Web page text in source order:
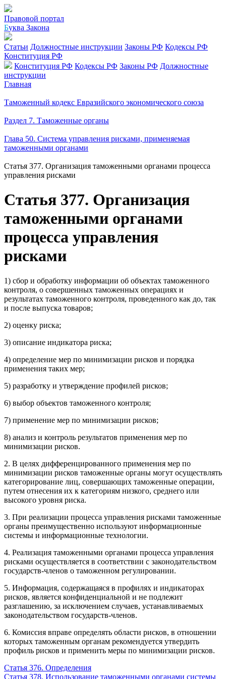
Правовой портал
Буква Закона
Статьи Должностные инструкции Законы РФ Кодексы РФ
Конституция РФ
Конституция РФ Кодексы РФ Законы РФ Должностные
инструкции
Главная
Таможенный кодекс Евразийского экономического союза
Раздел 7. Таможенные органы
Глава 50. Система управления рисками, применяемая
таможенными органами
Статья 377. Организация таможенными органами процесса
управления рисками
Статья 377. Организация
таможенными органами
процесса управления
рисками
1) сбор и обработку информации об объектах таможенного
контроля, о совершенных таможенных операциях и
результатах таможенного контроля, проведенного как до, так
и после выпуска товаров;
2) оценку риска;
3) описание индикатора риска;
4) определение мер по минимизации рисков и порядка
применения таких мер;
5) разработку и утверждение профилей рисков;
6) выбор объектов таможенного контроля;
7) применение мер по минимизации рисков;
8) анализ и контроль результатов применения мер по
минимизации рисков.
2. В целях дифференцированного применения мер по
минимизации рисков таможенные органы могут осуществлять
категорирование лиц, совершающих таможенные операции,
путем отнесения их к категориям низкого, среднего или
высокого уровня риска.
3. При реализации процесса управления рисками таможенные
органы преимущественно используют информационные
системы и информационные технологии.
4. Реализация таможенными органами процесса управления
рисками осуществляется в соответствии с законодательством
государств-членов о таможенном регулировании.
5. Информация, содержащаяся в профилях и индикаторах
рисков, является конфиденциальной и не подлежит
разглашению, за исключением случаев, устанавливаемых
законодательством государств-членов.
6. Комиссия вправе определять области рисков, в отношении
которых таможенным органам рекомендуется утвердить
профиль рисков и применить меры по минимизации рисков.
Статья 376. Определения
Статья 378. Использование таможенными органами системы